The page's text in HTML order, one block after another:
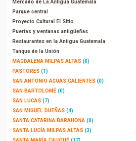
Mercado de La Antigua Guatemala
Parque central
Proyecto Cultural El Sitio
Puertas y ventanas antigüeñas
Restaurantes en la Antigua Guatemala
Tanque de la Unión
MAGDALENA MILPAS ALTAS (0)
PASTORES (1)
SAN ANTONIO AGUAS CALIENTES (0)
SAN BARTOLOMÉ (0)
SAN LUCAS (7)
SAN MIGUEL DUEÑAS (4)
SANTA CATARINA BARAHONA (0)
SANTA LUCÍA MILPAS ALTAS (3)